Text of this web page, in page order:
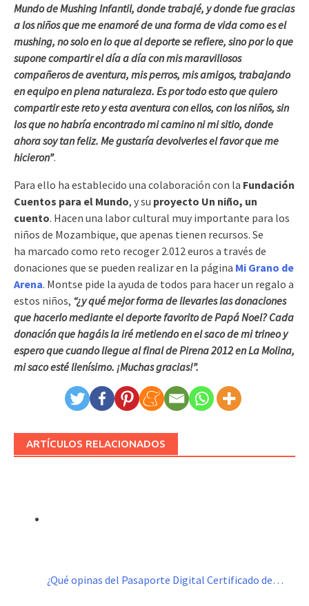
Mundo de Mushing Infantil, donde trabajé, y donde fue gracias
a los niños que me enamoré de una forma de vida como es el
mushing, no solo en lo que al deporte se refiere, sino por lo que
supone compartir el día a día con mis maravillosos
compañeros de aventura, mis perros, mis amigos, trabajando
en equipo en plena naturaleza. Es por todo esto que quiero
compartir este reto y esta aventura con ellos, con los niños, sin
los que no habría encontrado mi camino ni mi sitio, donde
ahora soy tan feliz. Me gustaría devolverles el favor que me
hicieron”.
Para ello ha establecido una colaboración con la Fundación
Cuentos para el Mundo, y su proyecto Un niño, un
cuento. Hacen una labor cultural muy importante para los
niños de Mozambique, que apenas tienen recursos. Se
ha marcado como reto recoger 2.012 euros a través de
donaciones que se pueden realizar en la página Mi Grano de
Arena. Montse pide la ayuda de todos para hacer un regalo a
estos niños, “¿y qué mejor forma de llevarles las donaciones
que hacerlo mediante el deporte favorito de Papá Noel? Cada
donación que hagáis la iré metiendo en el saco de mi trineo y
espero que cuando llegue al final de Pirena 2012 en La Molina,
mi saco esté llenísimo. ¡Muchas gracias!”.
ARTÍCULOS RELACIONADOS
¿Qué opinas del Pasaporte Digital Certificado de…